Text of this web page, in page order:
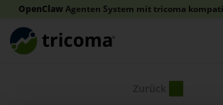
OpenClawAgenten System mit tricoma